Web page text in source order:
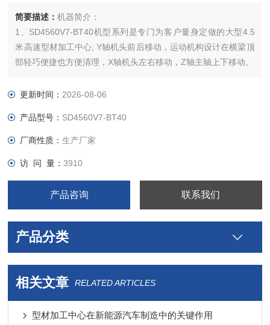
简要描述：机器简介：
1、SD4560V7-BT40机型系列是专门为客户量身定做的大型4.5
米高速型材加工中心; Y轴机头前后移动，运动机构设计在横梁顶
部轻巧便捷也方便清理，X轴机头左右移动，Z轴主轴上下移动。
秒，大大提高生产效率;采用深雕数控系统，X轴配直线电机和光
更新时间： 2026-08-06
产品型号： SD4560V7-BT40
厂商性质：生产厂家
访 问 量：3910
产品咨询 联系我们
产品分类
相关文章 RELATED ARTICLES
型材加工中心在新能源汽车制造中的关键作用